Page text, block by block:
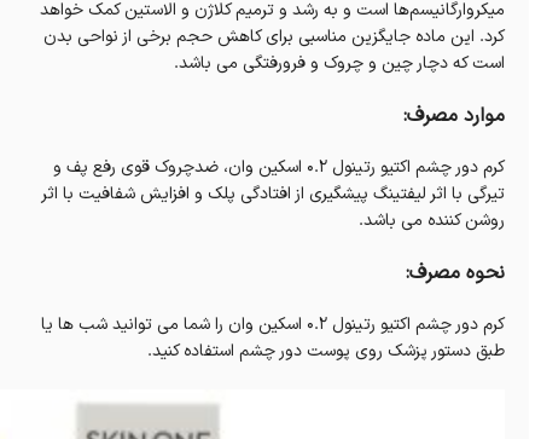
میکروارگانیسم‌ها است و به رشد و ترمیم کلاژن و الاستین کمک خواهد
کرد. این ماده جایگزین مناسبی برای کاهش حجم برخی از نواحی بدن
است که دچار چین و چروک و فرورفتگی می باشد.
موارد مصرف:
کرم دور چشم اکتیو رتینول 0.2 اسکین وان، ضدچروک قوی رفع پف و
تیرگی با اثر لیفتینگ پیشگیری از افتادگی پلک و افزایش شفافیت با اثر
روشن کننده می باشد.
نحوه مصرف:
کرم دور چشم اکتیو رتینول 0.2 اسکین وان را شما می توانید شب ها یا
طبق دستور پزشک روی پوست دور چشم استفاده کنید.